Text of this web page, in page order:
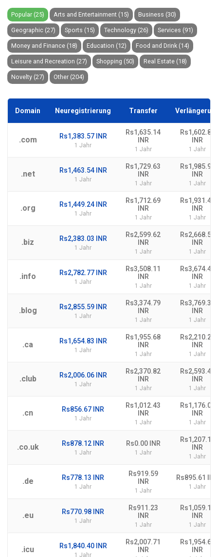
Popular (25) Arts and Entertainment (15) Business (30)
Geographic (27) Sports (15) Technology (26) Services (91)
Money and Finance (18) Education (12) Food and Drink (14)
Leisure and Recreation (27) Shopping (50) Real Estate (18)
Novelty (27) Other (204)
Domain Neuregistrierung Transfer
.com Rs1,383.57 INR
1 Jahr
Rs1,635.14
INR
1 Jahr
Rs1,602.80
INR
1 Jahr
.net Rs1,463.54 INR
1 Jahr
Rs1,729.63
INR
1 Jahr
Rs1,985.93
INR
1 Jahr
.org Rs1,449.24 INR
1 Jahr
Rs1,712.69
INR
1 Jahr
Rs1,931.48
INR
1 Jahr
.biz Rs2,383.03 INR
1 Jahr
Rs2,599.62
INR
1 Jahr
Rs2,668.59
INR
1 Jahr
.info Rs2,782.77 INR
1 Jahr
Rs3,508.11
INR
1 Jahr
Rs3,674.43
INR
1 Jahr
.blog Rs2,855.59 INR
1 Jahr
Rs3,374.79
INR
1 Jahr
Rs3,769.36
INR
1 Jahr
.ca Rs1,654.83 INR
1 Jahr
Rs1,955.68
INR
1 Jahr
Rs2,210.22
INR
1 Jahr
.club Rs2,006.06 INR
1 Jahr
Rs2,370.82
INR
1 Jahr
Rs2,593.46
INR
1 Jahr
.cn Rs856.67 INR
1 Jahr
Rs1,012.43
INR
1 Jahr
Rs1,176.00
INR
1 Jahr
.co.uk Rs878.12 INR
1 Jahr
Rs0.00 INR
1 Jahr
Rs1,207.13
INR
1 Jahr
.de Rs778.13 INR
1 Jahr
Rs919.59
INR
1 Jahr
Rs895.61 INR
1 Jahr
.eu Rs770.98 INR
1 Jahr
Rs911.23
INR
1 Jahr
Rs1,059.18
INR
1 Jahr
.icu Rs1,840.40 INR
1 Jahr
Rs2,007.71
INR
Rs1,954.69
INR